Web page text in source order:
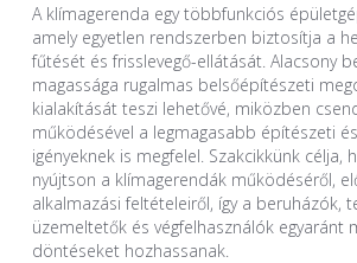
A klímagerenda egy többfunkciós
amely egyetlen rendszerben biztosítja a
fűtését és frisslevegő-ellátását. Alacsony
magassága rugalmas belsőépítészeti
kialakítását teszi lehetővé, miközben
működésével a legmagasabb építészeti
igényeknek is megfelel. Szakcikkünk célja,
nyújtson a klímagerendák működéséről,
alkalmazási feltételeiről, így a beruházók,
üzemeltetők és végfelhasználók egyaránt
döntéseket hozhassanak.